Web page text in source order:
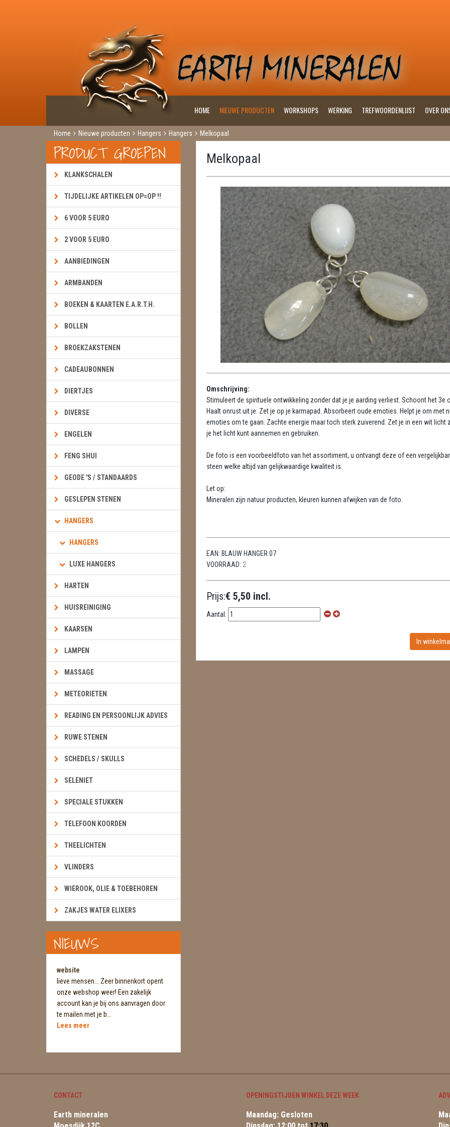
HOME NIEUWE PRODUCTEN WORKSHOPS WERKING TREFWOORDENLIJST OVER
Home Nieuwe producten Hangers Hangers Melkopaal
PRODUCT GROEPEN
KLANKSCHALEN
TIJDELIJKE ARTIKELEN OP=OP !!
6 VOOR 5 EURO
2 VOOR 5 EURO
AANBIEDINGEN
ARMBANDEN
BOEKEN & KAARTEN E.A.R.T.H.
BOLLEN
BROEKZAKSTENEN
CADEAUBONNEN
DIERTJES
DIVERSE
ENGELEN
FENG SHUI
GEODE 'S / STANDAARDS
GESLEPEN STENEN
HANGERS
HANGERS
LUXE HANGERS
HARTEN
HUISREINIGING
KAARSEN
LAMPEN
MASSAGE
METEORIETEN
READING EN PERSOONLIJK ADVIES
RUWE STENEN
SCHEDELS / SKULLS
SELENIET
SPECIALE STUKKEN
TELEFOON KOORDEN
THEELICHTEN
VLINDERS
WIEROOK, OLIE & TOEBEHOREN
ZAKJES WATER ELIXERS
NIEUWS
website
lieve mensen... Zeer binnenkort opent
onze webshop weer! Een zakelijk
account kan je bij ons aanvragen door
te mailen met je b...
Lees meer
Melkopaal
Omschrijving:
Stimuleert de spirituele ontwikkeling zonder dat je je aarding verliest. Schoont het 3e
Haalt onrust uit je. Zet je op je karmapad. Absorbeert oude emoties. Helpt je om met
emoties om te gaan. Zachte energie maar toch sterk zuiverend. Zet je in een wit licht
je het licht kunt aannemen en gebruiken.
De foto is een voorbeeldfoto van het assortiment, u ontvangt deze of een
steen welke altijd van gelijkwaardige kwaliteit is.
Let op:
Mineralen zijn natuur producten, kleuren kunnen afwijken van de foto.
EAN: BLAUW HANGER 07
VOORRAAD: 2
Prijs:€ 5,50 incl.
Aantal:
CONTACT
Earth mineralen
OPENINGSTIJDEN WINKEL DEZE WEEK
Maandag: Gesloten